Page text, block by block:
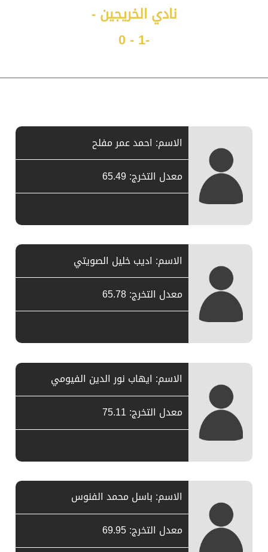
نادي الخريجين -
-1 - 0
الاسم: احمد عمر مفلح
معدل التخرج: 65.49
الاسم: اديب خليل الصويتي
معدل التخرج: 65.78
الاسم: ايهاب نور الدين الفيومي
معدل التخرج: 75.11
الاسم: باسل محمد الفنوس
معدل التخرج: 69.95